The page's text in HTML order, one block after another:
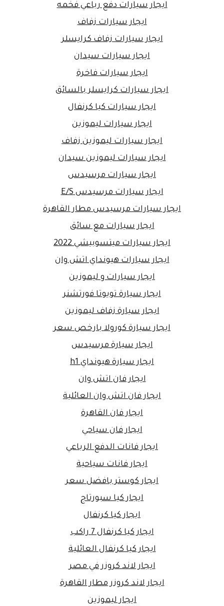
ايجار سيارات دفع رباعي فخمه
ايجار سيارات زفاف
ايجار سيارات زفاف كرايسلر
ايجار سيارات سيدان
ايجار سيارات فاخرة
ايجار سيارات كرايسلر بالسائق
ايجار سيارات كيا كرنفال
ايجار سيارات ليموزين
ايجار سيارات ليموزين زفاف
ايجار سيارات ليموزين سيدان
ايجار سيارات مرسيدس
ايجار سيارات مرسيدس E/S
ايجار سيارات مرسيدس مطار القاهرة
ايجار سيارات مع سائق
ايجار سيارات ميتسوبيشي 2022
ايجار سيارات هيونداي اتش وان
ايجار سيارات و ليموزين
ايجار سيارة تويوتا فورتشنر
ايجار سيارة زفاف ليموزين
ايجار سيارة كورولا بارخص سعر
ايجار سيارة مرسيدس
ايجار سيارة هيونداي h1
ايجار فان اتش وان
ايجار فان اتش وان العائلية
ايجار فان القاهرة
ايجار فان سياحي
ايجار فانات الدفع الرباعي
ايجار فانات سياحية
ايجار كوستر بافضل سعر
ايجار كيا سبورتاج
ايجار كيا كرنفال
ايجار كيا كرنفال 7 راكب
ايجار كيا كرنفال العائلية
ايجار لاند كروزر في مصر
ايجار لاند كروزر مطار القاهرة
ايجار ليموزين